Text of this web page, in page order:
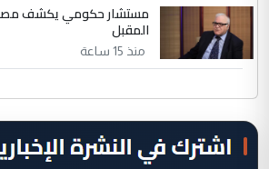
مستشار حكومي يكشف
المقبل
منذ 15 ساعة